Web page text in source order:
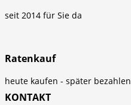
seit 2014 für Sie da
Ratenkauf
heute kaufen - später bezahlen
KONTAKT